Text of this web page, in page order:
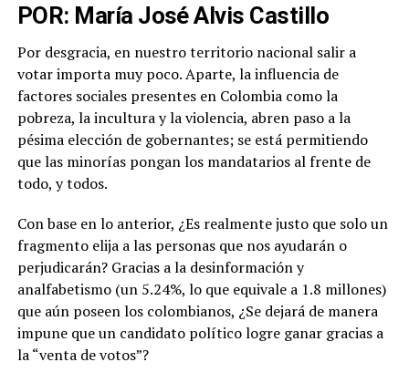
POR: María José Alvis Castillo
Por desgracia, en nuestro territorio nacional salir a
votar importa muy poco. Aparte, la influencia de
factores sociales presentes en Colombia como la
pobreza, la incultura y la violencia, abren paso a la
pésima elección de gobernantes; se está permitiendo
que las minorías pongan los mandatarios al frente de
todo, y todos.
Con base en lo anterior, ¿Es realmente justo que solo un
fragmento elija a las personas que nos ayudarán o
perjudicarán? Gracias a la desinformación y
analfabetismo (un 5.24%, lo que equivale a 1.8 millones)
que aún poseen los colombianos, ¿Se dejará de manera
impune que un candidato político logre ganar gracias a
la “venta de votos”?